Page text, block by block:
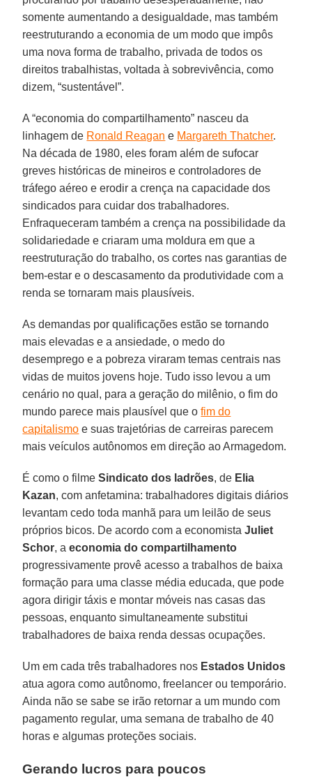
somente aumentando a desigualdade, mas também
reestruturando a economia de um modo que impôs
uma nova forma de trabalho, privada de todos os
direitos trabalhistas, voltada à sobrevivência, como
dizem, “sustentável”.
A “economia do compartilhamento” nasceu da
linhagem de Ronald Reagan e Margareth Thatcher.
Na década de 1980, eles foram além de sufocar
greves históricas de mineiros e controladores de
tráfego aéreo e erodir a crença na capacidade dos
sindicados para cuidar dos trabalhadores.
Enfraqueceram também a crença na possibilidade da
solidariedade e criaram uma moldura em que a
reestruturação do trabalho, os cortes nas garantias de
bem-estar e o descasamento da produtividade com a
renda se tornaram mais plausíveis.
As demandas por qualificações estão se tornando
mais elevadas e a ansiedade, o medo do
desemprego e a pobreza viraram temas centrais nas
vidas de muitos jovens hoje. Tudo isso levou a um
cenário no qual, para a geração do milênio, o fim do
mundo parece mais plausível que ofim do
capitalismo e suas trajetórias de carreiras parecem
mais veículos autônomos em direção ao Armagedom.
É como o filmeSindicato dos ladrões, de Elia
Kazan, com anfetamina: trabalhadores digitais diários
levantam cedo toda manhã para um leilão de seus
próprios bicos. De acordo com a economistaJuliet
Schor, aeconomia do compartilhamento
progressivamente provê acesso a trabalhos de baixa
formação para uma classe média educada, que pode
agora dirigir táxis e montar móveis nas casas das
pessoas, enquanto simultaneamente substitui
trabalhadores de baixa renda dessas ocupações.
Um em cada três trabalhadores nos Estados Unidos
atua agora como autônomo, freelancer ou temporário.
Ainda não se sabe se irão retornar a um mundo com
pagamento regular, uma semana de trabalho de 40
horas e algumas proteções sociais.
Gerando lucros para poucos